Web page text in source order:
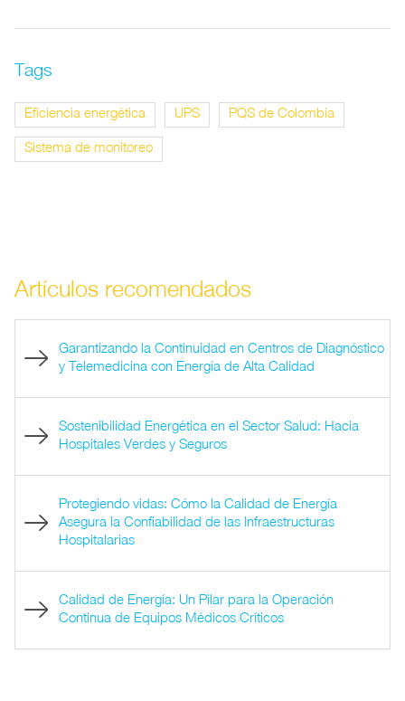
Tags
Eficiencia energética UPS PQS de Colombia
Sistema de monitoreo
Artículos recomendados
Garantizando la Continuidad en Centros de Diagnóstico
y Telemedicina con Energía de Alta Calidad
Sostenibilidad Energética en el Sector Salud: Hacia
Hospitales Verdes y Seguros
Protegiendo vidas: Cómo la Calidad de Energía
Asegura la Confiabilidad de las Infraestructuras
Hospitalarias
Calidad de Energía: Un Pilar para la Operación
Continua de Equipos Médicos Críticos